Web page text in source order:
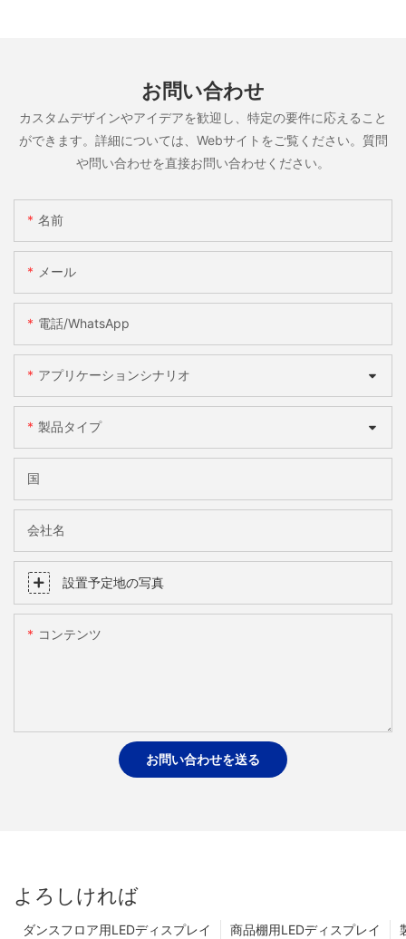
お問い合わせ
カスタムデザインやアイデアを歓迎し、特定の要件に応えること
ができます。詳細については、Webサイトをご覧ください。質問
や問い合わせを直接お問い合わせください。
名前
メール
電話/WhatsApp
アプリケーションシナリオ
製品タイプ
国
会社名
設置予定地の写真
コンテンツ
お問い合わせを送る
よろしければ
商品棚用LEDディスプレイ
ダンスフロア用LEDディスプレイ